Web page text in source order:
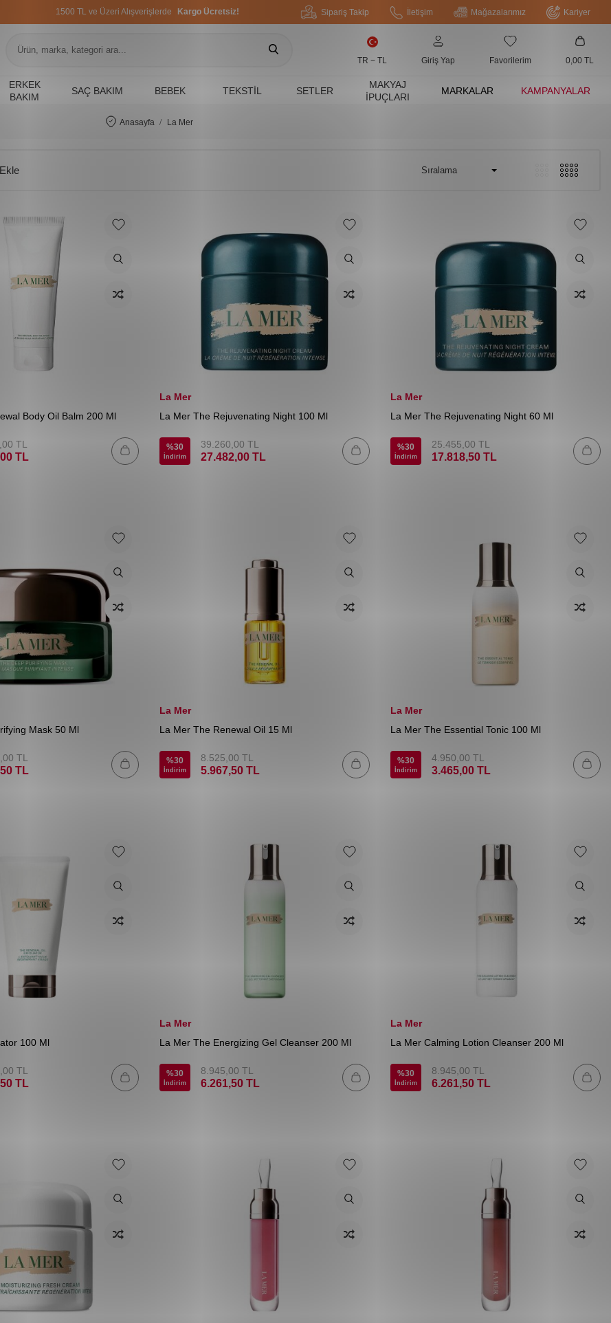
1500 TL ve Üzeri Alışverişlerde Kargo Ücretsiz! Sipariş Takip İletişim Mağazalarımız Kariyer
TR − TL Giriş Yap Favorilerim 0,00 TL
ERKEK
BAKIM
SAÇ BAKIM BEBEK TEKSTIL SETLER
MAKYAJ
İPUÇLARI
MARKALAR KAMPANYALAR
Anasayfa La Mer
Body Oil Balm 200 Ml
TL
TL
La Mer
La Mer The Rejuvenating Night 100 Ml
%30
İndirim
39.260,00 TL
27.482,00 TL
La Mer
La Mer The Rejuvenating Night 60 Ml
%30
İndirim
25.455,00 TL
17.818,50 TL
Mask 50 Ml
TL
TL
La Mer
La Mer The Renewal Oil 15 Ml
%30
İndirim
8.525,00 TL
5.967,50 TL
La Mer
La Mer The Essential Tonic 100 Ml
%30
İndirim
4.950,00 TL
3.465,00 TL
100 Ml
TL
TL
La Mer
La Mer The Energizing Gel Cleanser 200 Ml
%30
İndirim
8.945,00 TL
6.261,50 TL
La Mer
La Mer Calming Lotion Cleanser 200 Ml
%30
İndirim
8.945,00 TL
6.261,50 TL